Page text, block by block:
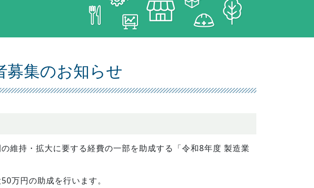
募集のお知らせ
維持・拡大に要する経費の一部を助成する「令和8年度 製造業
万円の助成を行います。